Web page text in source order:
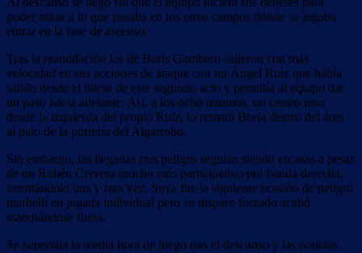
poder mirar a lo que pasaba en los otros campos donde se jugaba
entrar en la fase de ascenso.
Tras la reanudación los de Boris Gambero salieron con más
velocidad en sus acciones de ataque con un Ángel Ruiz que había
salido desde el inicio de este segundo acto y permitía al equipo dar
un paso hacia adelante. Así, a los ocho minutos, un centro raso
desde la izquierda del propio Ruiz, lo remató Borja dentro del área
al palo de la portería del Algarrobo.
Sin embargo, las llegadas con peligro seguían siendo escasas a pesar
de un Rubén Cervera mucho más participativo por banda derecha,
intentándolo una y otra vez. Suya fue la siguiente ocasión de peligro
marbellí en jugada individual pero su disparo forzado acabó
marchándose fuera.
Se superaba la media hora de juego tras el descanso y las noticias